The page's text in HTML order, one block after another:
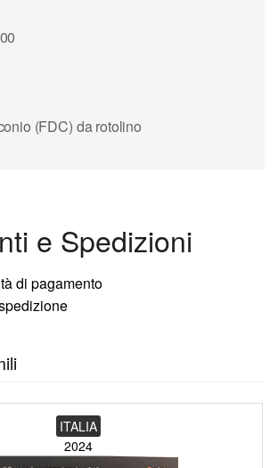
(FDC) da rotolino
e Spedizioni
di pagamento
ITALIA
2024